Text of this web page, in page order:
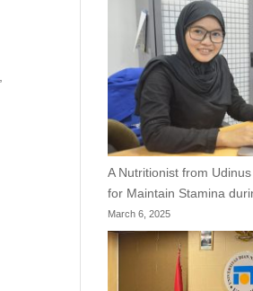
A Nutritionist from
for Maintain Stamina
March 6, 2025